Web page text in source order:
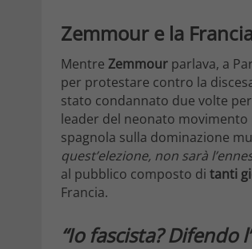
Zemmour e la
Mentre Zemmour parlava, a
per protestare contro la
stato condannato due volte per
leader del neonato
spagnola sulla dominazione
quest’elezione, non sarà
al pubblico composto di tanti
Francia.
“Io fascista? Difendo